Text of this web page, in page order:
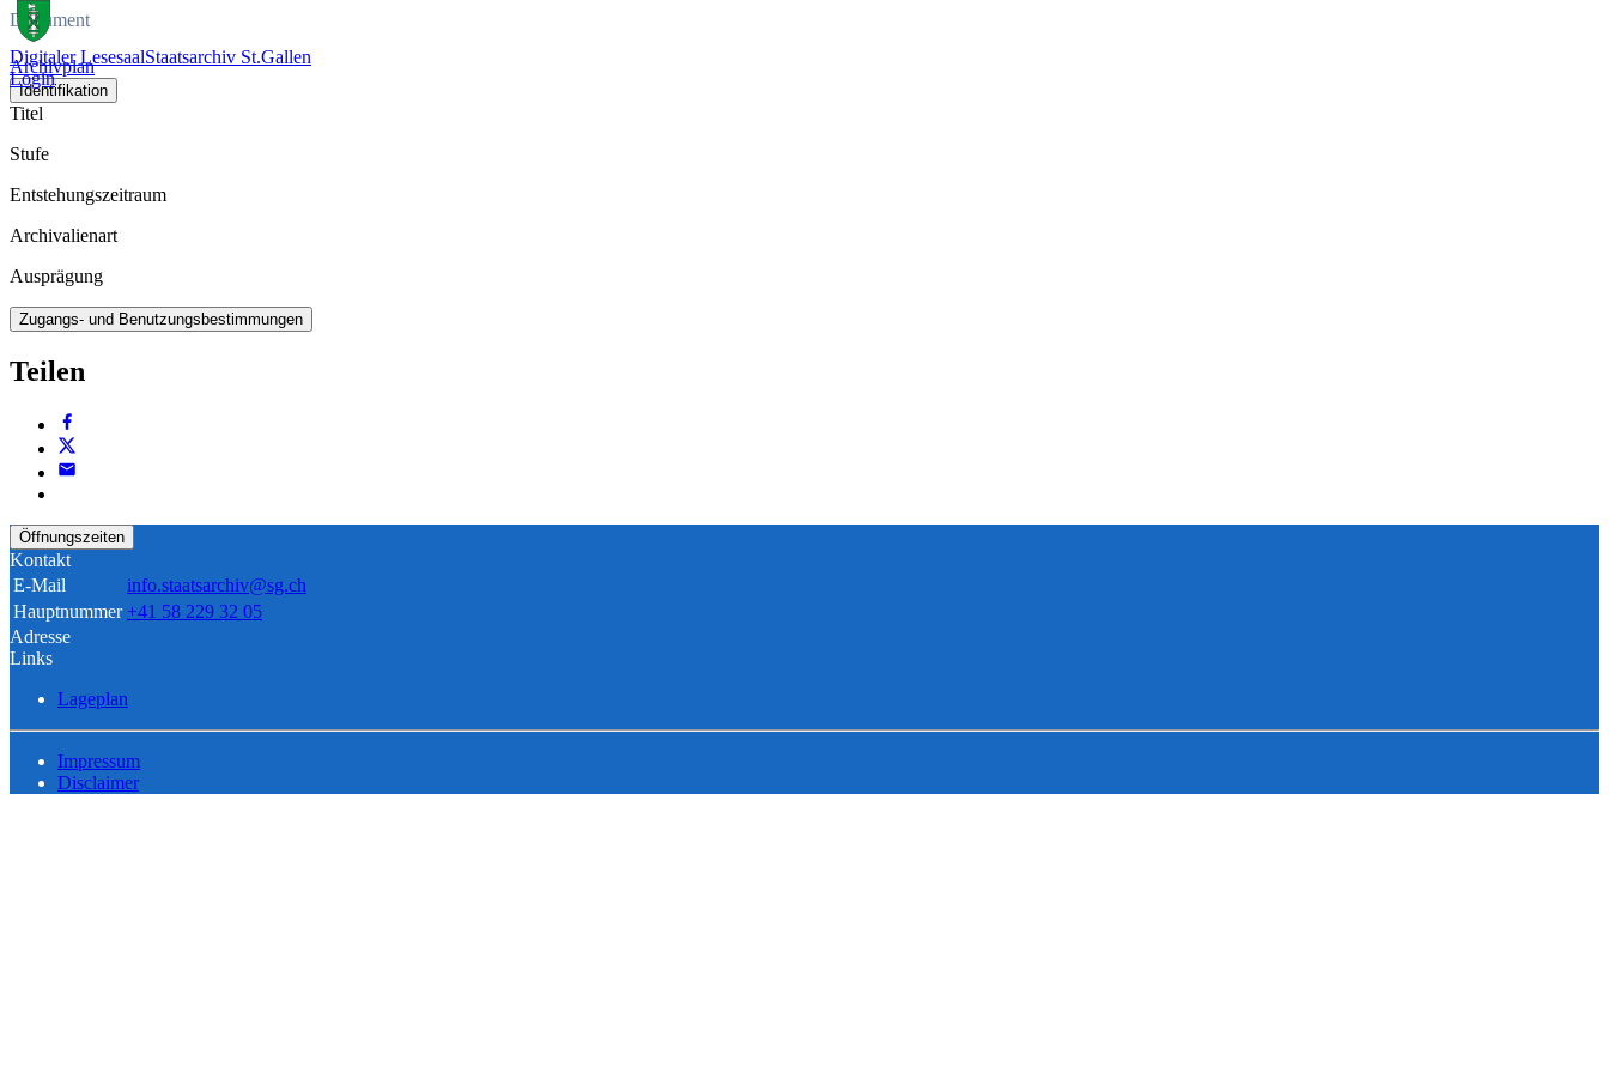
Digitaler LesesaalStaatsarchiv St.Gallen
Login
Dokument
Archivplan
Identifikation
Titel
Stufe
Entstehungszeitraum
Archivalienart
Ausprägung
Zugangs- und Benutzungsbestimmungen
Teilen
Öffnungszeiten
Kontakt
E-Mail
info.staatsarchiv@sg.ch
Hauptnummer +41 58 229 32 05
Adresse
Links
Lageplan
Impressum
Disclaimer